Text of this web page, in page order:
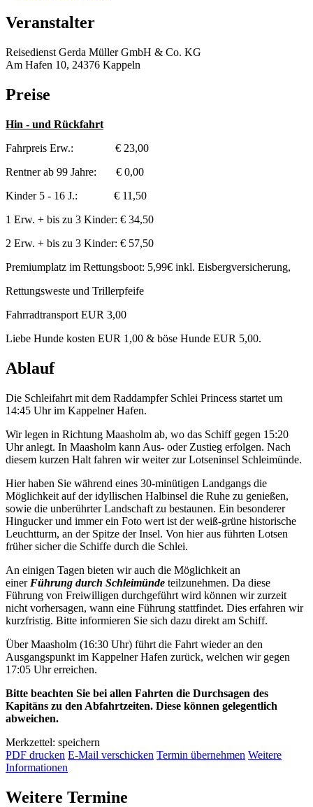
Veranstalter
Reisedienst Gerda Müller GmbH & Co. KG
Am Hafen 10, 24376 Kappeln
Preise
Hin - und Rückfahrt
Fahrpreis Erw.: € 23,00
Rentner ab 99 Jahre: € 0,00
Kinder 5 - 16 J.: € 11,50
1 Erw. + bis zu 3 Kinder: € 34,50
2 Erw. + bis zu 3 Kinder: € 57,50
Premiumplatz im Rettungsboot: 5,99€ inkl. Eisbergversicherung,
Rettungsweste und Trillerpfeife
Fahrradtransport EUR 3,00
Liebe Hunde kosten EUR 1,00 & böse Hunde EUR 5,00.
Ablauf
Die Schleifahrt mit dem Raddampfer Schlei Princess startet um
14:45 Uhr im Kappelner Hafen.
Wir legen in Richtung Maasholm ab, wo das Schiff gegen 15:20
Uhr anlegt. In Maasholm kann Aus- oder Zustieg erfolgen. Nach
diesem kurzen Halt fahren wir weiter zur Lotseninsel Schleimünde.
Hier haben Sie während eines 30-minütigen Landgangs die
Möglichkeit auf der idyllischen Halbinsel die Ruhe zu genießen,
sowie die unberührter Landschaft zu bestaunen. Ein besonderer
Hingucker und immer ein Foto wert ist der weiß-grüne historische
Leuchtturm, an der Spitze der Insel. Von hier aus führten Lotsen
früher sicher die Schiffe durch die Schlei.
An einigen Tagen bieten wir auch die Möglichkeit an
einer Führung durch Schleimünde teilzunehmen. Da diese
Führung von Freiwilligen durchgeführt wird können wir zurzeit
nicht vorhersagen, wann eine Führung stattfindet. Dies erfahren wir
kurzfristig. Bitte informieren Sie sich dazu direkt am Schiff.
Über Maasholm (16:30 Uhr) führt die Fahrt wieder an den
Ausgangspunkt im Kappelner Hafen zurück, welchen wir gegen
17:05 Uhr erreichen.
Bitte beachten Sie bei allen Fahrten die Durchsagen des
Kapitäns zu den Abfahrtzeiten. Diese können gelegentlich
abweichen.
Merkzettel: speichern
PDF drucken E-Mail verschicken Termin übernehmen Weitere
Informationen
Weitere Termine